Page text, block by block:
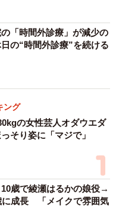
「時間外診療」が減少の
の“時間外診療”を続ける
ング
の女性芸人オダウエダ
そり姿に「マジで」
10歳で綾瀬はるかの娘役→
に成長 「メイクで雰囲気